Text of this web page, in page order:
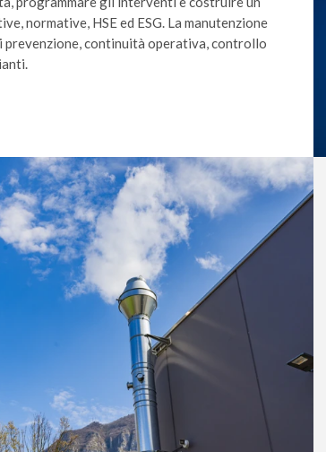
normative, HSE ed ESG. La manutenzione
prevenzione, continuità operativa, controllo